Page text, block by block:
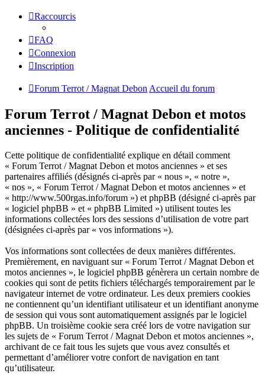
Raccourcis
FAQ
Connexion
Inscription
Forum Terrot / Magnat Debon Accueil du forum
Forum Terrot / Magnat Debon et motos
anciennes - Politique de confidentialité
Cette politique de confidentialité explique en détail comment
« Forum Terrot / Magnat Debon et motos anciennes » et ses
partenaires affiliés (désignés ci-après par « nous », « notre »,
« nos », « Forum Terrot / Magnat Debon et motos anciennes » et
« http://www.500rgas.info/forum ») et phpBB (désigné ci-après par
« logiciel phpBB » et « phpBB Limited ») utilisent toutes les
informations collectées lors des sessions d’utilisation de votre part
(désignées ci-après par « vos informations »).
Vos informations sont collectées de deux manières différentes.
Premièrement, en naviguant sur « Forum Terrot / Magnat Debon et
motos anciennes », le logiciel phpBB génèrera un certain nombre de
cookies qui sont de petits fichiers téléchargés temporairement par le
navigateur internet de votre ordinateur. Les deux premiers cookies
ne contiennent qu’un identifiant utilisateur et un identifiant anonyme
de session qui vous sont automatiquement assignés par le logiciel
phpBB. Un troisième cookie sera créé lors de votre navigation sur
les sujets de « Forum Terrot / Magnat Debon et motos anciennes »,
archivant de ce fait tous les sujets que vous avez consultés et
permettant d’améliorer votre confort de navigation en tant
qu’utilisateur.